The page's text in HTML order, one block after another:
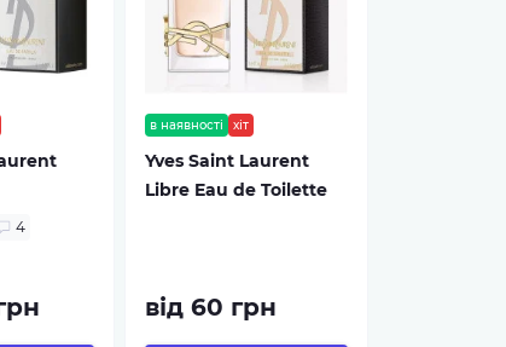
4
в наявності хіт
Yves Saint Laurent
Libre Eau de Toilette
від 60 грн